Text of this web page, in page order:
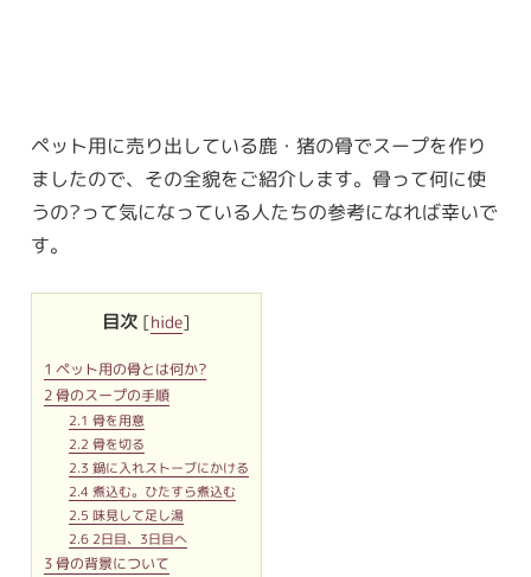
ペット用に売り出している鹿・猪の骨でスープを作り
ましたので、その全貌をご紹介します。骨って何に使
うの?って気になっている人たちの参考になれば幸いで
す。
目次 [hide]
1 ペット用の骨とは何か?
2骨のスープの手順
2.1 骨を用意
2.2 骨を切る
2.3 鍋に入れストーブにかける
2.4 煮込む。ひたすら煮込む
2.5 味見して足し湯
2.6 2日目、3日目へ
3骨の背景について